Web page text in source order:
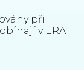
při
v ERA